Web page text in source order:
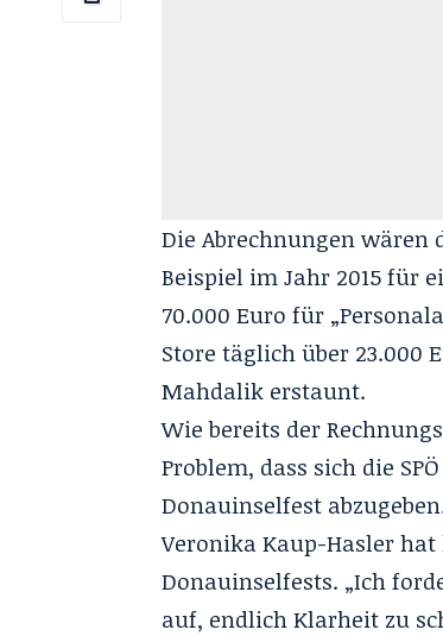
Die Abrechnungen wären
Beispiel im Jahr 2015 für
70.000 Euro für
Store täglich über 23.000
Mahdalik erstaunt.
Wie bereits der
Problem, dass sich die
Donauinselfest
Veronika Kaup-Hasler
Donauinselfests. „Ich
auf, endlich Klarheit zu